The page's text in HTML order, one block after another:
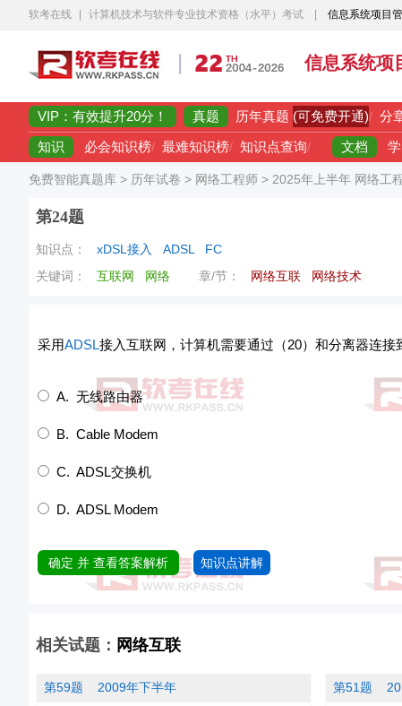
软考在线 计算机技术与软件专业技术资格（水平）考试 信息系统项目
信息系统项
VIP：有效提升20分！ 真题 历年真题 (可免费开通)/ 分
知识 必会知识榜/ 最难知识榜/ 知识点查询/ 文档
免费智能真题库 > 历年试卷 > 网络工程师 > 2025年上半年 网络工
第24题
知识点： xDSL接入 ADSL
FC
关键词：
互联网 网络 章/节： 网络互联 网络技术
采用ADSL接入互联网，计算机需要通过（20）和分离器连接
A. 无线路由器
B. Cable Modem
C. ADSL交换机
D. ADSL Modem
确定 并 查看答案解析 知识点讲解
相关试题： 网络互联
第59题 2009年下半年 第51题